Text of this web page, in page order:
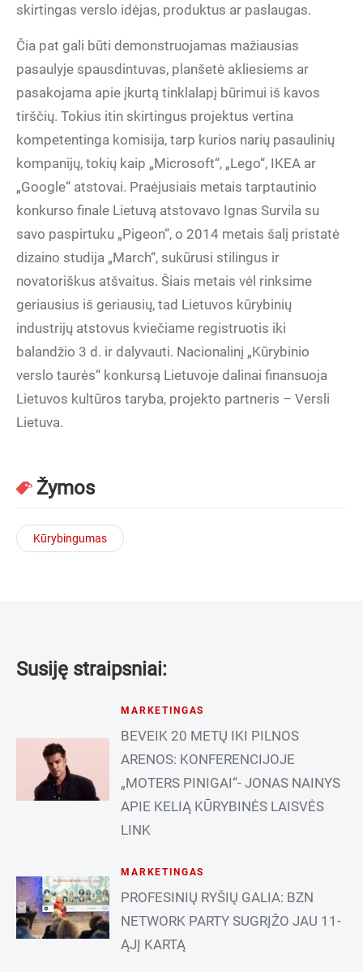
skirtingas verslo idėjas, produktus ar paslaugas.
Čia pat gali būti demonstruojamas mažiausias
pasaulyje spausdintuvas, planšetė akliesiems ar
pasakojama apie įkurtą tinklalapį būrimui iš kavos
tirščių. Tokius itin skirtingus projektus vertina
kompetentinga komisija, tarp kurios narių pasaulinių
kompanijų, tokių kaip „Microsoft“, „Lego“, IKEA ar
„Google“ atstovai. Praėjusiais metais tarptautinio
konkurso finale Lietuvą atstovavo Ignas Survila su
savo paspirtuku „Pigeon“, o 2014 metais šalį pristatė
dizaino studija „March“, sukūrusi stilingus ir
novatoriškus atšvaitus. Šiais metais vėl rinksime
geriausius iš geriausių, tad Lietuvos kūrybinių
industrijų atstovus kviečiame registruotis iki
balandžio 3 d. ir dalyvauti. Nacionalinį „Kūrybinio
verslo taurės“ konkursą Lietuvoje dalinai finansuoja
Lietuvos kultūros taryba, projekto partneris – Versli
Lietuva.
Žymos
Kūrybingumas
Susiję straipsniai:
MARKETINGAS
BEVEIK 20 METŲ IKI PILNOS
ARENOS: KONFERENCIJOJE
„MOTERS PINIGAI“- JONAS NAINYS
APIE KELIĄ KŪRYBINĖS LAISVĖS
LINK
MARKETINGAS
PROFESINIŲ RYŠIŲ GALIA: BZN
NETWORK PARTY SUGRĮŽO JAU 11-
ĄJĮ KARTĄ